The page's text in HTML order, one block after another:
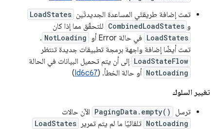
تمت إضافة طريقتَي المساعدة الجديدتَين LoadStates
و CombinedLoadStates للتحقّق مما إذا كان
LoadStates في حالة Error أو NotLoading
.
تمت أيضًا إضافة واجهة برمجة تطبيقات جديدة تنتظر
LoadStateFlow إلى أن يتم تحميل البيانات في الحالة
NotLoading أو حالة الخطأ. (Id6c67
)
تغيير السلوك
ترسل
PagingData.empty() الآن حالات
NotLoading تلقائيًا ما لم يتم تمرير LoadStates